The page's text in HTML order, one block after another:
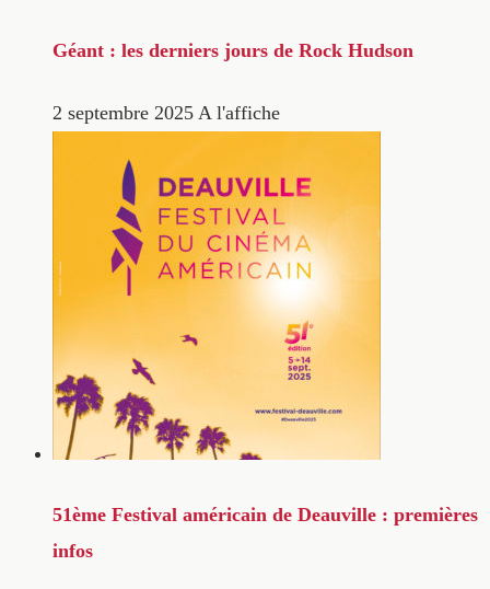
Géant : les derniers jours de Rock Hudson
2 septembre 2025 A l'affiche
51ème Festival américain de Deauville : premières
infos